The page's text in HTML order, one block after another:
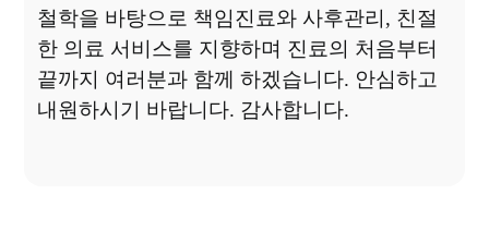
철학을 바탕으로 책임진료와 사후관리, 친절
한 의료 서비스를 지향하며 진료의 처음부터
끝까지 여러분과 함께 하겠습니다. 안심하고
내원하시기 바랍니다. 감사합니다.